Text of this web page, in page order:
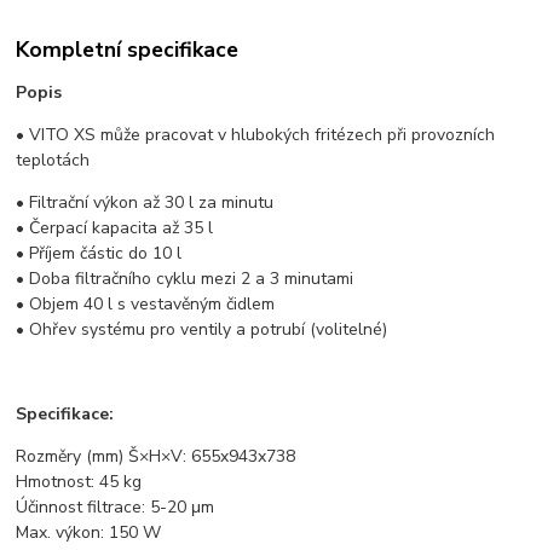
Kompletní specifikace
Popis
• VITO XS může pracovat v hlubokých fritézech při provozních
teplotách
• Filtrační výkon až 30 l za minutu
• Čerpací kapacita až 35 l
• Příjem částic do 10 l
• Doba filtračního cyklu mezi 2 a 3 minutami
• Objem 40 l s vestavěným čidlem
• Ohřev systému pro ventily a potrubí (volitelné)
Specifikace:
Rozměry (mm) Š×H×V:655x943x738
Hmotnost: 45 kg
Účinnost filtrace: 5-20 μm
Max. výkon: 150 W